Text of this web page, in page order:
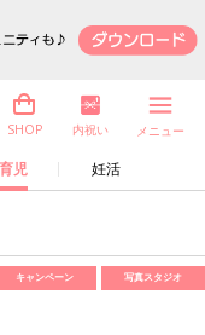
児 妊活
SHOP 内祝い メニュー
キャンペーン 写真スタジオ